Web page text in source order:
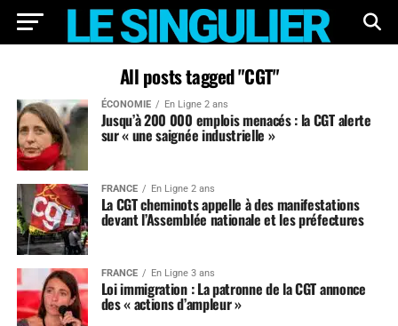
All posts tagged "CGT"
ÉCONOMIE En Ligne 2 ans
Jusqu’à 200 000 emplois menacés : la CGT alerte
sur « une saignée industrielle »
FRANCE En Ligne 2 ans
La CGT cheminots appelle à des manifestations
devant l’Assemblée nationale et les préfectures
FRANCE En Ligne 3 ans
Loi immigration : La patronne de la CGT annonce
des « actions d’ampleur »